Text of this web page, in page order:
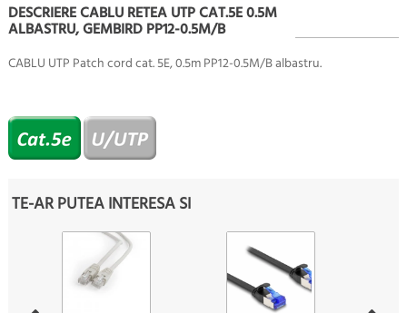
DESCRIERE CABLU RETEA UTP CAT.5E 0.5M
ALBASTRU, GEMBIRD PP12-0.5M/B
CABLU UTP Patch cord cat. 5E, 0.5m PP12-0.5M/B albastru.
TE-AR PUTEA INTERESA SI